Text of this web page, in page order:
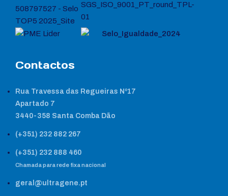
Contactos
Rua Travessa das Regueiras Nº17
Apartado 7
3440-358 Santa Comba Dão
(+351) 232 882 267
(+351) 232 888 460
Chamada para rede fixa nacional
geral@ultragene.pt